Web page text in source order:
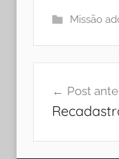
Missão
de
Post